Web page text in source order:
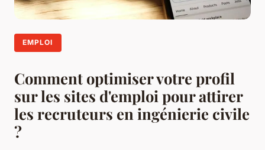
EMPLOI
Comment optimiser votre profil
sur les sites d'emploi pour attirer
les recruteurs en ingénierie civile
?